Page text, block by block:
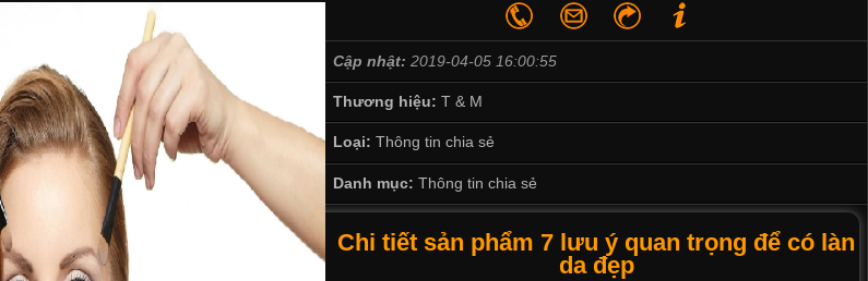
Cập nhật: 2019-04-05 16:00:55
Thương hiệu:T & M
Loại: Thông tin chia sẻ
Danh mục: Thông tin chia sẻ
Chi tiết sản phẩm 7 lưu ý quan trọng để có làn
da đẹp